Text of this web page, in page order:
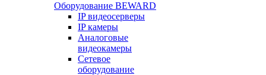
Оборудование BEWARD
IP видеосерверы
IP камеры
Аналоговые
видеокамеры
Сетевое
оборудование